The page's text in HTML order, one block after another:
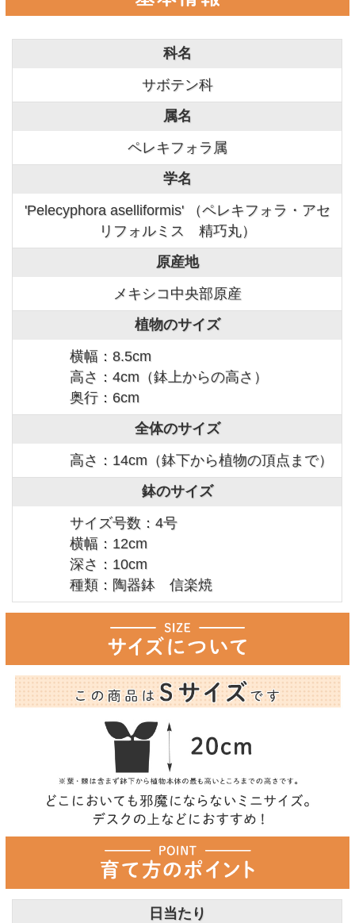
科名
サボテン科
属名
ペレキフォラ属
学名
'Pelecyphora aselliformis' （ペレキフォラ・アセ
リフォルミス 精巧丸）
原産地
メキシコ中央部原産
植物のサイズ
横幅：8.5cm
高さ：4cm（鉢上からの高さ）
奥行：6cm
全体のサイズ
高さ：14cm（鉢下から植物の頂点まで）
鉢のサイズ
サイズ号数：4号
横幅：12cm
深さ：10cm
種類：陶器鉢 信楽焼
日当たり